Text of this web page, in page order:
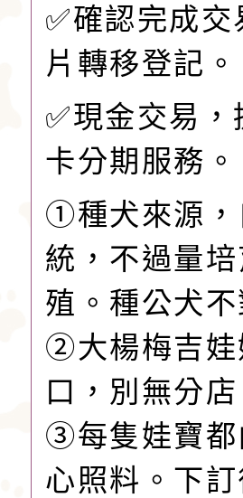
✅️確認完成
片轉移登記。
✅現金交易
卡分期服務。
①種犬來源，
統，不過量
殖。種公犬不
②大楊梅吉娃
口，別無分店
③每隻娃寶都
心照料。下